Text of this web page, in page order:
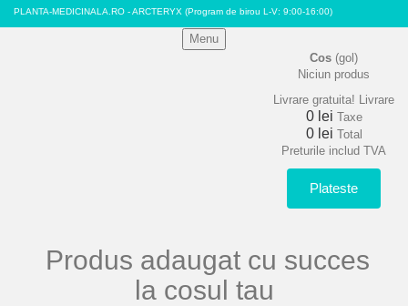
PLANTA-MEDICINALA.RO - ARCTERYX (Program de birou L-V: 9:00-16:00)
Menu
Cos (gol)
Niciun produs
Livrare gratuita! Livrare
0 lei Taxe
0 lei Total
Preturile includ TVA
Plateste
Produs adaugat cu succes
la cosul tau